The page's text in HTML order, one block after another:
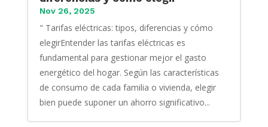
Nov 26, 2025
" Tarifas eléctricas: tipos, diferencias y cómo
elegirEntender las tarifas eléctricas es
fundamental para gestionar mejor el gasto
energético del hogar. Según las características
de consumo de cada familia o vivienda, elegir
bien puede suponer un ahorro significativo...